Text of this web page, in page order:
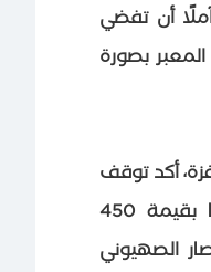
أن تفضي
بصورة
أكد توقف
أكثر من 300 مشروعًا بقيمة 450
الصهيوني